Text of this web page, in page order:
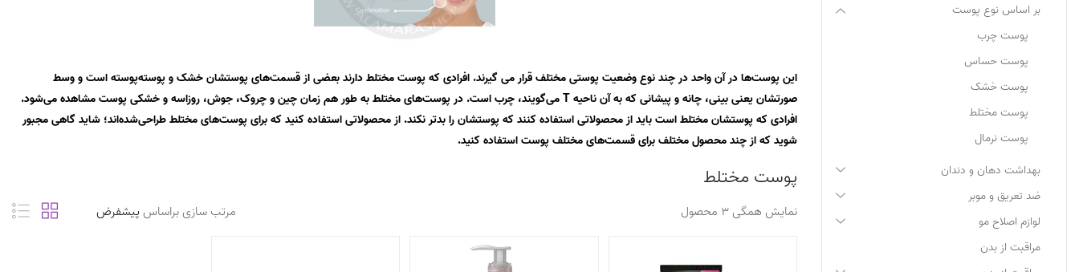
این پوست‌ها در آن واحد در چند نوع وضعیت پوستی مختلف قرار می گیرند. افرادی که پوست مختلط دارند بعضی از قسمت‌‏های پوستشان خشک و پوسته‌پوسته است و وسط
صورتشان یعنی بینی، چانه و پیشانی که به آن ناحیه T می‌گویند، چرب است. در پوست‏‌های مختلط به طور هم زمان چین و چروک، جوش، روزاسه و خشکی پوست مشاهده می‌‏شود.
افرادی که پوستشان مختلط است باید از محصولاتی استفاده کنند که پوستشان را بدتر نکند. از محصولاتی استفاده کنید که برای پوست‌های مختلط طراحی‌شده‌اند؛ شاید گاهی مجبور
شوید که از چند محصول مختلف برای قسمت‌های مختلف پوست استفاده کنید.
پوست مختلط
نمایش همگی 3 محصول مرتب سازی براساس
بر اساس نوع پوست
پوست چرب
پوست حساس
پوست خشک
پوست مختلط
پوست نرمال
بهداشت دهان و دندان
ضد تعریق و موبر
لوازم اصلاح مو
مراقبت از بدن